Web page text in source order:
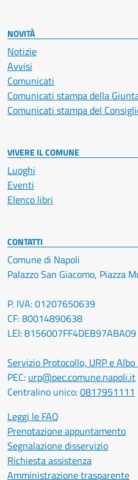
NOVITÀ
Notizie
Avvisi
Comunicati
Comunicati stampa della
Comunicati stampa del
VIVERE IL COMUNE
Luoghi
Eventi
Elenco libri
CONTATTI
Comune di Napoli
Palazzo San Giacomo, Piazza
P. IVA: 01207650639
CF: 80014890638
LEI: 8156007FF4DEB97ABA09
Servizio Protocollo, URP e
PEC: urp@pec.comune.napoli.it
Centralino unico:0817951111
Leggi le FAQ
Prenotazione appuntamento
Segnalazione disservizio
Richiesta assistenza
Amministrazione trasparente